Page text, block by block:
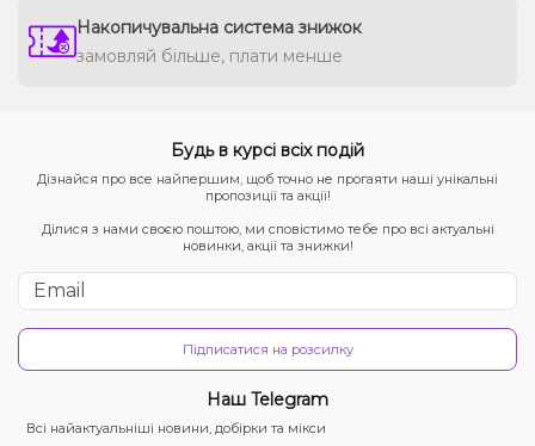
Накопичувальна система знижок
замовляй більше, плати менше
Будь в курсі всіх подій
Дізнайся про все найпершим, щоб точно не прогаяти наші унікальні
пропозиції та акції!
Ділися з нами своєю поштою, ми сповістимо тебе про всі актуальні
новинки, акції та знижки!
Підписатися на розсилку
Наш Telegram
Всі найактуальніші новини, добірки та мікси